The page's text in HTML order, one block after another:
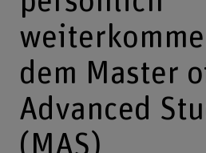
dem Master
Advanced
(MAS)